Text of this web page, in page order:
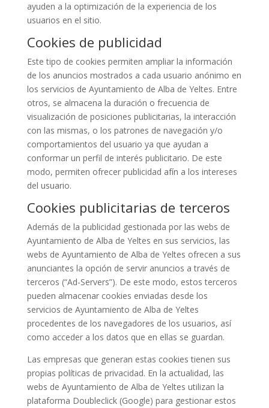
ayuden a la optimización de la experiencia de los
usuarios en el sitio.
Cookies de publicidad
Este tipo de cookies permiten ampliar la información
de los anuncios mostrados a cada usuario anónimo en
los servicios de Ayuntamiento de Alba de Yeltes. Entre
otros, se almacena la duración o frecuencia de
visualización de posiciones publicitarias, la interacción
con las mismas, o los patrones de navegación y/o
comportamientos del usuario ya que ayudan a
conformar un perfil de interés publicitario. De este
modo, permiten ofrecer publicidad afín a los intereses
del usuario.
Cookies publicitarias de terceros
Además de la publicidad gestionada por las webs de
Ayuntamiento de Alba de Yeltes en sus servicios, las
webs de Ayuntamiento de Alba de Yeltes ofrecen a sus
anunciantes la opción de servir anuncios a través de
terceros (“Ad-Servers”). De este modo, estos terceros
pueden almacenar cookies enviadas desde los
servicios de Ayuntamiento de Alba de Yeltes
procedentes de los navegadores de los usuarios, así
como acceder a los datos que en ellas se guardan.
Las empresas que generan estas cookies tienen sus
propias políticas de privacidad. En la actualidad, las
webs de Ayuntamiento de Alba de Yeltes utilizan la
plataforma Doubleclick (Google) para gestionar estos